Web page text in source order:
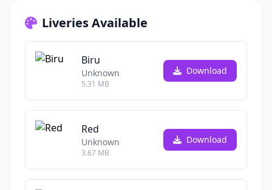
Liveries Available
Biru
Unknown
5.31 MB
Download
Red
Unknown
3.67 MB
Download